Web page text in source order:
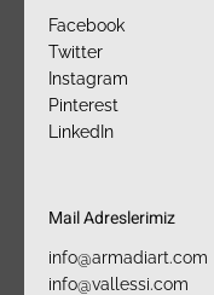
Facebook
Twitter
Instagram
Pinterest
LinkedIn
Mail Adreslerimiz​
info@armadiart.com
info@vallessi.com